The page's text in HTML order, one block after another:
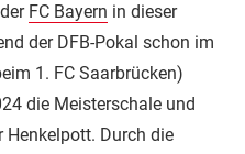
FC Bayern in dieser
der DFB-Pokal schon im
1. FC Saarbrücken)
die Meisterschale und
Henkelpott. Durch die